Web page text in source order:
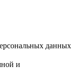
данных
и